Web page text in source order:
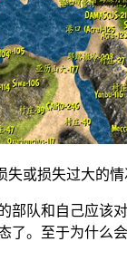
或损失过大的
部队和自己应该
了。至于为什么